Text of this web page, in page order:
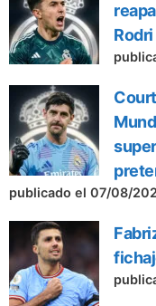
Rodri
publicado el 07/08/